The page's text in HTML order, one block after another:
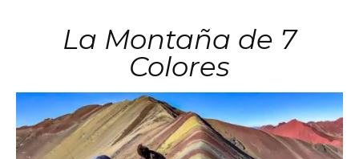
La Montaña de 7
Colores